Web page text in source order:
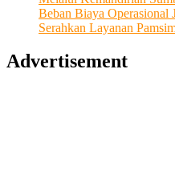
Beban Biaya Operasional
Serahkan Layanan
Advertisement